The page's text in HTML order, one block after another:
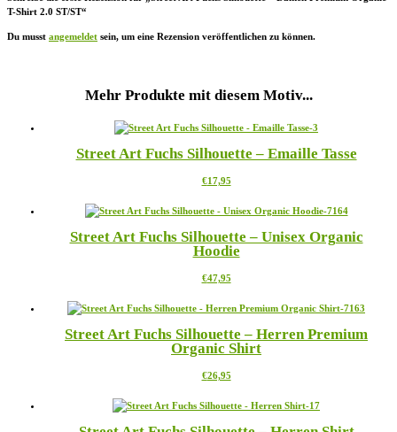
T-Shirt 2.0 ST/ST“
Du musst angemeldet sein, um eine Rezension veröffentlichen zu können.
Mehr Produkte mit diesem Motiv...
Street Art Fuchs Silhouette – Emaille Tasse
€17,95Dieses
weist
Varianten
auf.
Optionen
auf
Produktseite
gewählt
Street Art Fuchs Silhouette – Unisex Organic
Hoodie
€47,95Dieses
weist
Varianten
auf.
Optionen
auf
Street Art Fuchs Silhouette – Herren Premium
Organic Shirt
€26,95Dieses
weist